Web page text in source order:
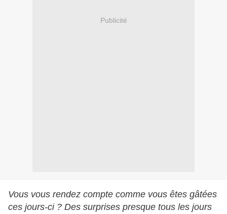
Publicité
Vous vous rendez compte comme vous êtes gâtées
ces jours-ci ? Des surprises presque tous les jours